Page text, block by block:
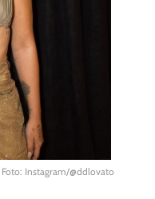
Instagram/@ddlovato